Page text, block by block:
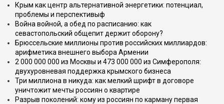
Крым как центр альтернативной энергетики: потенциал,
проблемы и перспективыф
Война войной, а обед по расписанию: как
севастопольский общепит держит оборону?
Брюссельские миллионы против российских миллиардов:
арифметика внешнего выбора Армении
2 000 000 000 из Москвы и 473 000 000 из Симферополя:
двухуровневая поддержка крымского бизнеса
Три миллиона в никуда: как мелкий шрифт в договоре
уничтожит мечты россиян о квартире
Разрыв поколений: кому из россиян по карману первая